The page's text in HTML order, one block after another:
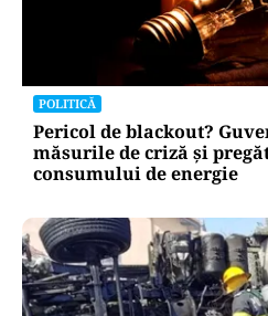
POLITICĂ
Pericol de blackout?
măsurile de criză și
consumului de energie